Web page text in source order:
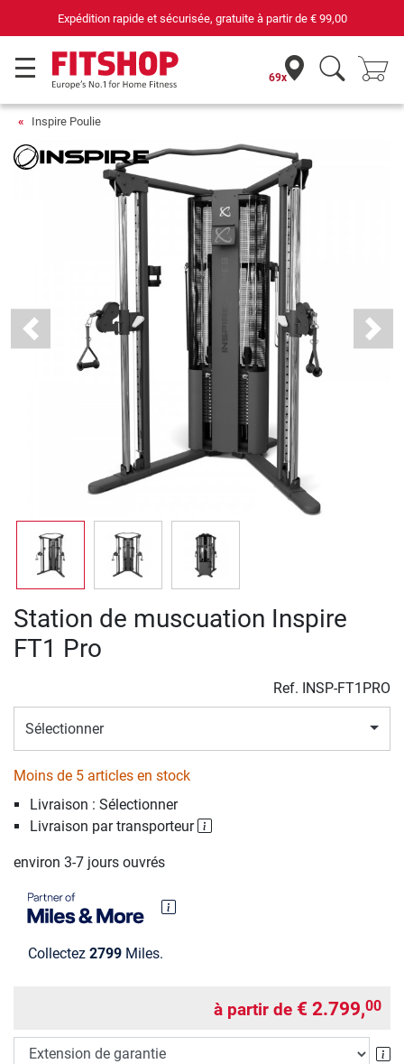
69 magasins avec 75 techniciens
69x
Inspire Poulie
Previous Next
Station de muscuation Inspire
FT1 Pro
Ref. INSP-FT1PRO
Sélectionner
Moins de 5 articles en stock
Livraison : Sélectionner
Livraison par transporteur
environ 3-7 jours ouvrés
Collectez 2799 Miles.
à partir de € 2.799,00